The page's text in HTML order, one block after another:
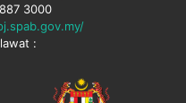
3000
: